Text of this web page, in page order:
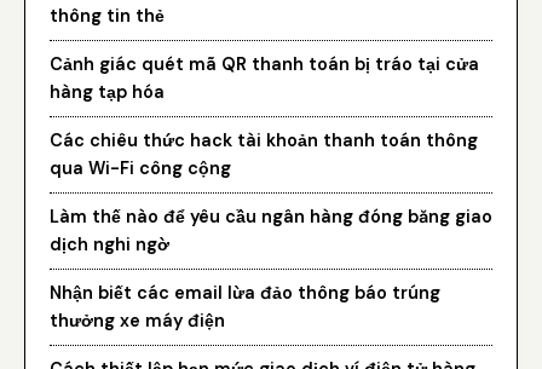
thông tin thẻ
Cảnh giác quét mã QR thanh toán bị tráo tại cửa
hàng tạp hóa
Các chiêu thức hack tài khoản thanh toán thông
qua Wi-Fi công cộng
Làm thế nào để yêu cầu ngân hàng đóng băng giao
dịch nghi ngờ
Nhận biết các email lừa đảo thông báo trúng
thưởng xe máy điện